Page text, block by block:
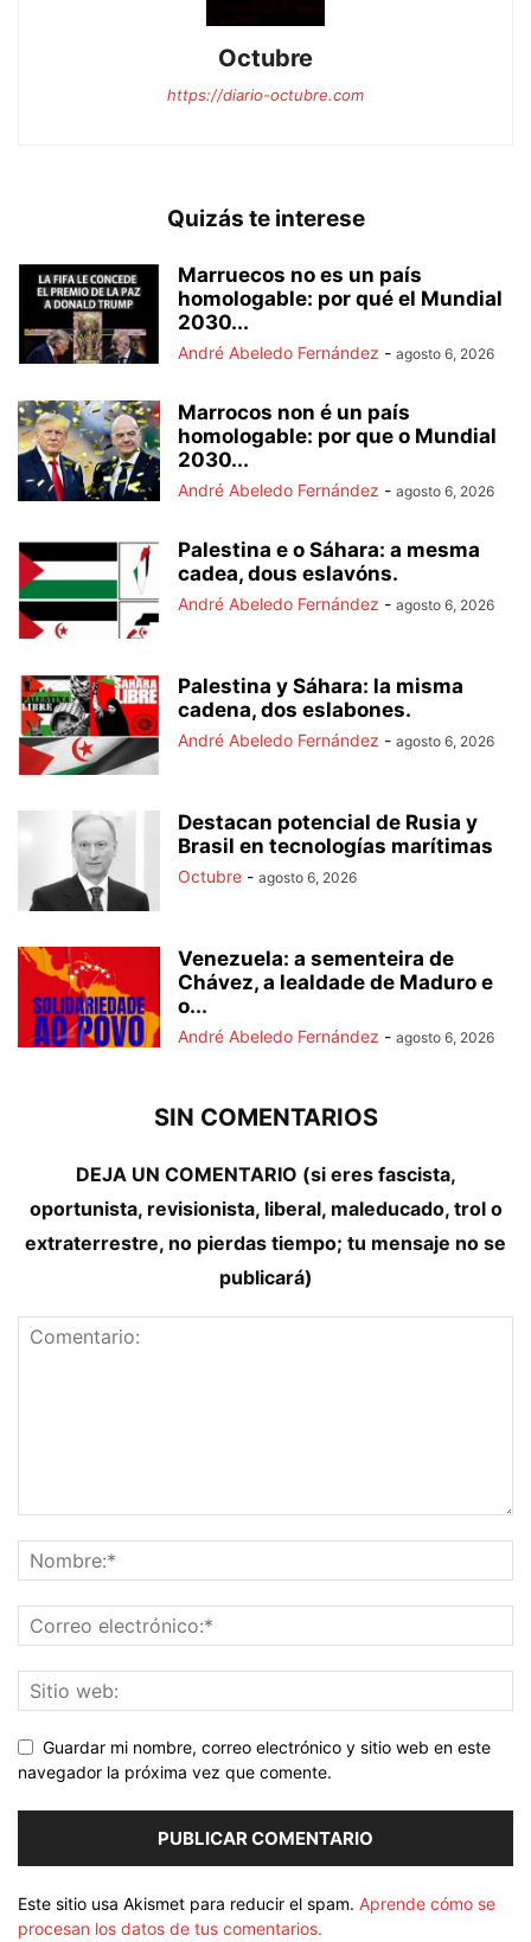
Octubre
https://diario-octubre.com
Quizás te interese
Marruecos no es un país
homologable: por qué el Mundial
2030...
André Abeledo Fernández - agosto 6, 2026
Marrocos non é un país
homologable: por que o Mundial
2030...
André Abeledo Fernández - agosto 6, 2026
Palestina e o Sáhara: a mesma
cadea, dous eslavóns.
André Abeledo Fernández - agosto 6, 2026
Palestina y Sáhara: la misma
cadena, dos eslabones.
André Abeledo Fernández - agosto 6, 2026
Destacan potencial de Rusia y
Brasil en tecnologías marítimas
Octubre - agosto 6, 2026
Venezuela: a sementeira de
Chávez, a lealdade de Maduro e
o...
André Abeledo Fernández - agosto 6, 2026
SIN COMENTARIOS
DEJA UN COMENTARIO (si eres fascista,
oportunista, revisionista, liberal, maleducado, trol o
extraterrestre, no pierdas tiempo; tu mensaje no se
publicará)
Guardar mi nombre, correo electrónico y sitio web en este
navegador la próxima vez que comente.
Este sitio usa Akismet para reducir el spam. Aprende cómo se
procesan los datos de tus comentarios.